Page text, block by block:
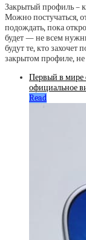
Закрытый профиль –
Можно постучаться,
подождать, пока
будет — не всем
будут те, кто захочет
закрытом профиле,
Первый в мире
официальное
Read